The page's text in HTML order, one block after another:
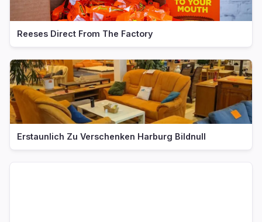
Reeses Direct From The Factory
Erstaunlich Zu Verschenken Harburg Bildnull